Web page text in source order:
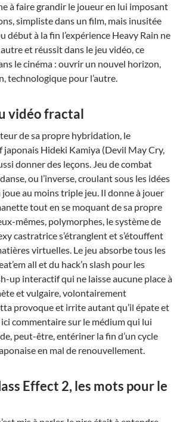
à faire grandir le joueur en lui imposant
simpliste dans un film, mais inusitée
début à la fin l’expérience Heavy Rain ne
et réussit dans le jeu vidéo, ce
le cinéma : ouvrir un nouvel horizon,
technologique pour l’autre.
vidéo fractal
de sa propre hybridation, le
Hideki Kamiya (Devil May Cry,
donner des leçons. Jeu de combat
ou l’inverse, croulant sous les idées
au moins triple jeu. Il donne à jouer
tout en se moquant de sa propre
mêmes, polymorphes, le système de
castratrice s’étranglent et s’étouffent
virtuelles. Le jeu absorbe tous les
all et du hack’n slash pour les
up interactif qui ne laisse aucune place à
et vulgaire, volontairement
provoque et irrite autant qu’il épate et
ici commentaire sur le médium qui lui
peut-être, entériner la fin d’un cycle
en mal de renouvellement.
Effect 2, les mots pour le